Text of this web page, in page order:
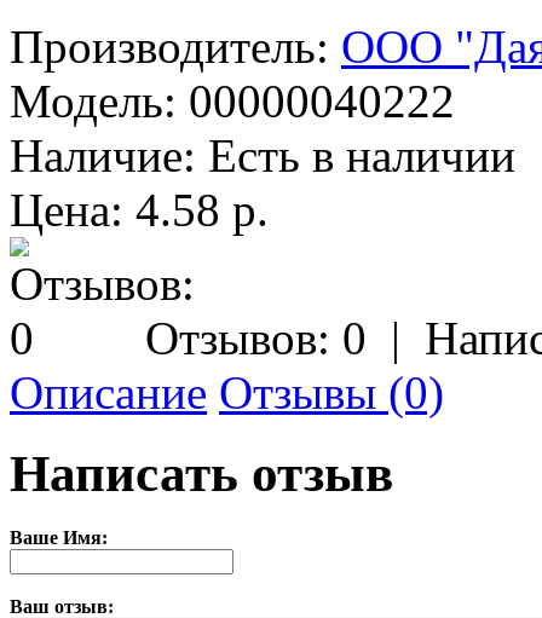
Производитель: ООО
Модель: 00000040222
Наличие: Есть в наличии
Цена: 4.58 р.
Отзывов: 0 |
Описание Отзывы (0)
Написать отзыв
Ваше Имя:
Ваш отзыв: